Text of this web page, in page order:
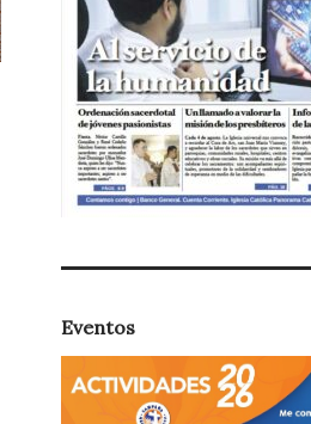
Eventos